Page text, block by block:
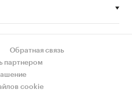
Если растет, то
или за счет
занимает в России и в
округе по объему продаж
Обратная связь
партнером
cookie